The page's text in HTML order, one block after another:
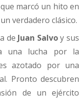
marcó un hito en
verdadero clásico.
de Juan Salvoy sus
una lucha por la
azotado por una
Pronto descubren
de un ejército